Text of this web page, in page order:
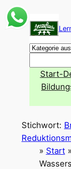
Zum
Inhalt
springen
Start-
Stichwort:
» Start»